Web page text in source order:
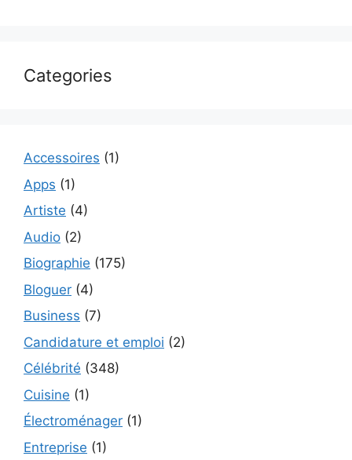
Categories
Accessoires (1)
Apps (1)
Artiste (4)
Audio (2)
Biographie (175)
Bloguer (4)
Business (7)
Candidature et emploi (2)
Célébrité (348)
Cuisine (1)
Électroménager (1)
Entreprise (1)